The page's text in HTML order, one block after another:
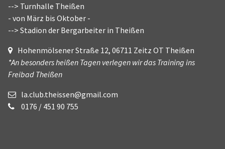
--> Turnhalle Theißen
- von März bis Oktober -
--> Stadion der Bergarbeiter in Theißen
Hohenmölsener Straße 12, 06711 Zeitz OT Theißen
*An besonders heißen Tagen verlegen wir das Training ins
Freibad Theißen
la.club.theissen@gmail.com
0176 / 451 90 755